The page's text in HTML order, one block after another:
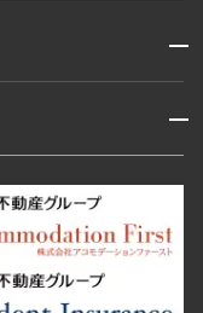
開閉
・芝・浜松町
・春日・小石川
丘
開閉
墨田区
中野区
荒川区
足立区